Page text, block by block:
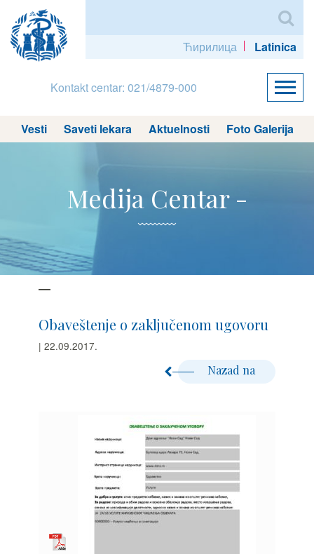
Ћирилица Latinica
Kontakt centar: 021/4879-000
Vesti Saveti lekara Aktuelnosti Foto Galerija
Medija Centar -
Obaveštenje o zaključenom ugovoru
| 22.09.2017.
Nazad na